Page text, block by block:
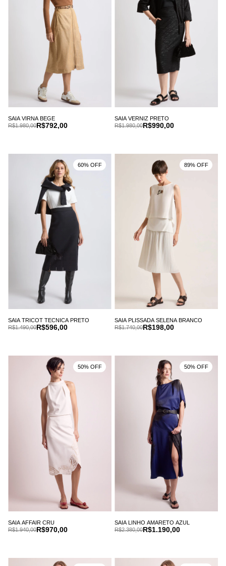
SAIA VIRNA BEGE
R$792,00
R$1.980,00
SAIA VERNIZ PRETO
R$990,00
R$1.980,00
SAIA TRICOT TECNICA PRETO
R$596,00
R$1.490,00
60% OFF
SAIA PLISSADA SELENA BRANCO
R$198,00
R$1.740,00
89% OFF
SAIA AFFAIR CRU
R$970,00
R$1.940,00
50% OFF
SAIA LINHO AMARETO AZUL
R$1.190,00
R$2.380,00
50% OFF